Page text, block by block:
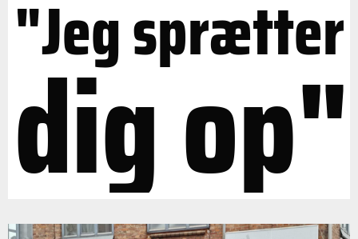
"Jeg sprætter
dig op"